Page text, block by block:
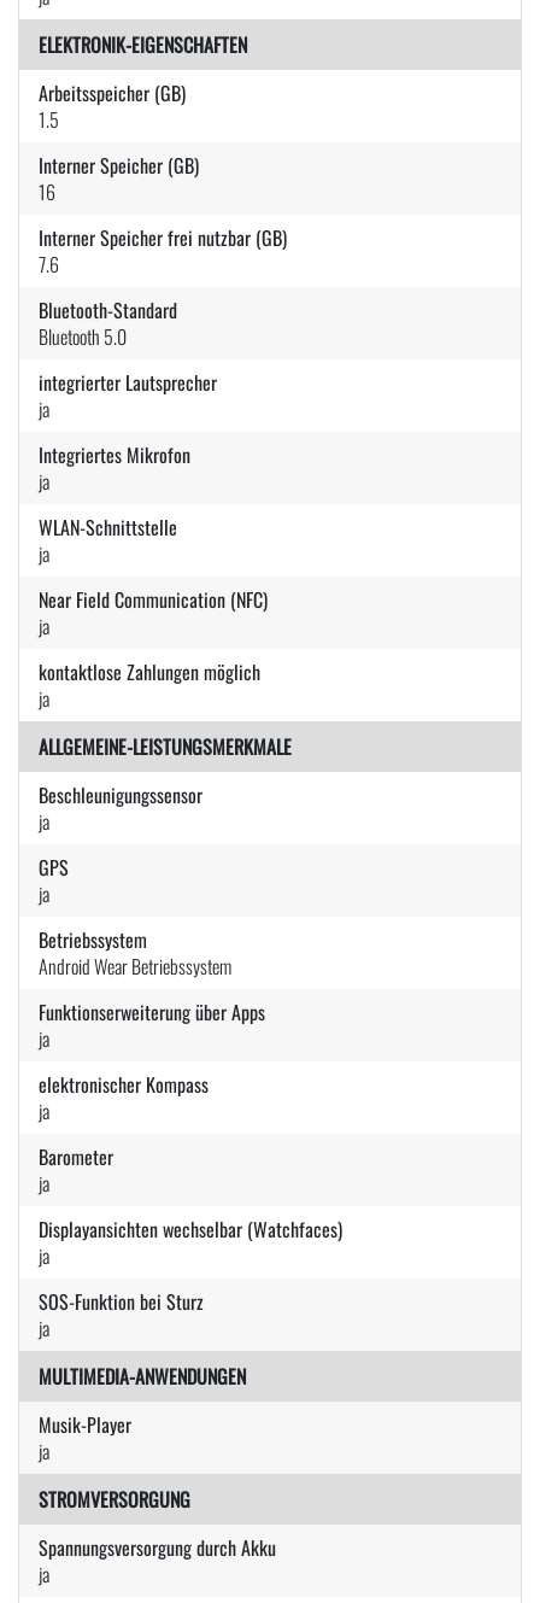
ELEKTRONIK-EIGENSCHAFTEN
Arbeitsspeicher (GB)
1.5
Interner Speicher (GB)
16
Interner Speicher frei nutzbar (GB)
7.6
Bluetooth-Standard
Bluetooth 5.0
integrierter Lautsprecher
ja
Integriertes Mikrofon
ja
WLAN-Schnittstelle
ja
Near Field Communication (NFC)
ja
kontaktlose Zahlungen möglich
ja
ALLGEMEINE-LEISTUNGSMERKMALE
Beschleunigungssensor
ja
GPS
ja
Betriebssystem
Android Wear Betriebssystem
Funktionserweiterung über Apps
ja
elektronischer Kompass
ja
Barometer
ja
Displayansichten wechselbar (Watchfaces)
ja
SOS-Funktion bei Sturz
ja
MULTIMEDIA-ANWENDUNGEN
Musik-Player
ja
STROMVERSORGUNG
Spannungsversorgung durch Akku
ja